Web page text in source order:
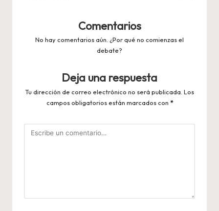
Comentarios
No hay comentarios aún. ¿Por qué no comienzas el
debate?
Deja una respuesta
Tu dirección de correo electrónico no será publicada. Los
campos obligatorios están marcados con *